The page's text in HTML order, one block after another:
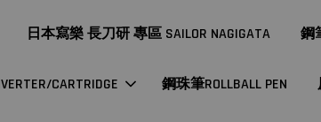
日本寫樂 長刀研 專區 SAILOR NAGIGATA 鋼
CARTRIDGE 鋼珠筆ROLLBALL PEN